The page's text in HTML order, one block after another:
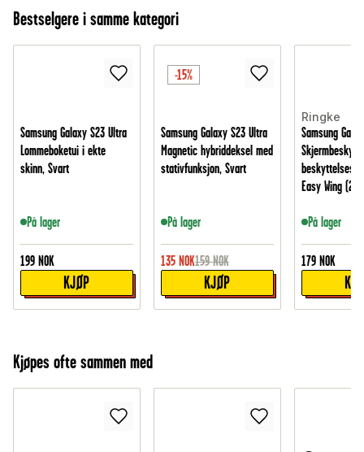
Bestselgere i samme kategori
Samsung Galaxy S23 Ultra
Lommeboketui i ekte
skinn, Svart
På lager
199 NOK
KJØP
-15%
Samsung Galaxy S23 Ultra
Magnetic hybriddeksel med
stativfunksjon, Svart
På lager
135 NOK159 NOK
KJØP
Ringke
Samsung
Easy Wing (2-
På lager
179 NOK
Kjøpes ofte sammen med